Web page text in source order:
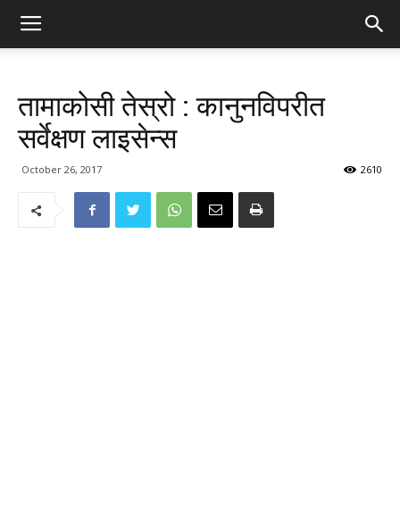
तामाकोसी तेस्रो : कानुनविपरीत
सर्वेक्षण लाइसेन्स
October 26, 2017 2610